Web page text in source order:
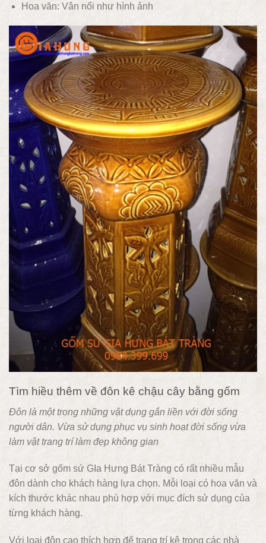
Hoa văn: Vân nổi như hình ảnh
Tìm hiều thêm về đôn kê chậu cây bằng gốm
Đôn là một trong những vật dụng gắn liền với đời sống
người dân. Vừa sử dụng phục vụ sinh hoạt đời sống vừa
làm vật trang trí làm đẹp không gian
Tại cơ sở gốm sứ GIa Hưng Bát Tràng có rất nhiều mẫu
đôn dành cho khách hàng lựa chọn. Mỗi loại có hoa văn và
kích thước khác nhau phù hợp với mục đích sử dụng của
từng khách hàng.
Với loại đôn cao thích hợp để trang trí kệ trong các nhà